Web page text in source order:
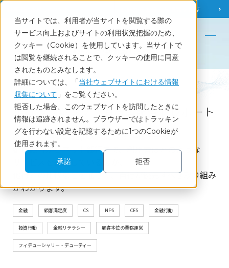
当サイトでは、利用者が当サイトを閲覧する際の
サービス向上およびサイトの利用状況把握のため、
クッキー（Cookie）を使用しています。当サイトで
は閲覧を継続されることで、クッキーの使用に同意
されたものとみなします。
詳細については、「当社ウェブサイトにおける情報
収集について 」をご覧ください。
拒否した場合、このウェブサイトを訪問したときに
情報は追跡されません。ブラウザーではトラッキン
グを行わない設定を記憶するために1つのCookieが
使用されます。
承諾
拒否
お役立ち情報を探す
English
Service
銀行ランキング「消費者調査」レポート
85行の利用者約11,000人による評価データ
都市銀行からネット銀行まで、利用者はどのような
サービスを評価しているのか、
他行との比較などを通じて、自行が優先すべき取り組み
がわかります。
金融 顧客満足度 CS NPS CES 金融行動
投資行動 金融リテラシー 顧客本位の業務運営
フィデューシャリー・デューティー